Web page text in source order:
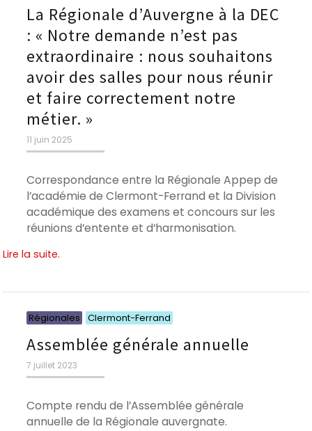
La Régionale d’Auvergne à la DEC
: « Notre demande n’est pas
extraordinaire : nous souhaitons
avoir des salles pour nous réunir
et faire correctement notre
métier. »
Publié
le
11 juin 2025
Correspondance entre la Régionale Appep de
l’académie de Clermont-Ferrand et la Division
académique des examens et concours sur les
réunions d’entente et d’harmonisation.
Lire la suite.
Régionales Clermont-Ferrand
Assemblée générale annuelle
Publié
le
7 juillet 2023
Compte rendu de l’Assemblée générale
annuelle de la Régionale auvergnate.